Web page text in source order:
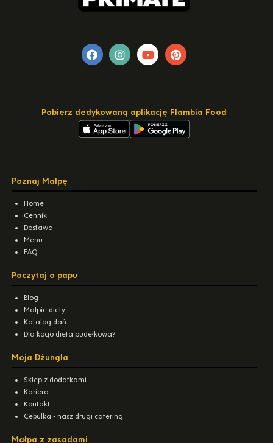
Pobierz dedykowaną aplikację Flambia Food
Poznaj Małpę
Home
Cennik
Dostawa
Menu
FAQ
Poczytaj o papu
Blog
Małpie diety
Katalog dań
Dla kogo dieta pudełkowa?
Moja Dżungla
Sklep z dodatkami
Kariera
Kontakt
Cebulka - nasz drugi catering
Małpa z zasadami